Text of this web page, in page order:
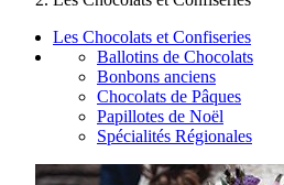
Les Chocolats et Confiseries
Ballotins de Chocolats
Bonbons anciens
Chocolats de Pâques
Papillotes de Noël
Spécialités Régionales